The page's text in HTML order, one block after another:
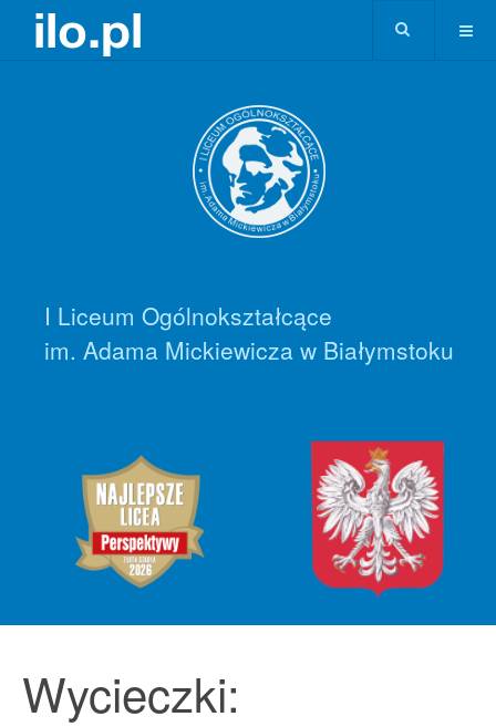
I Liceum Ogólnokształcące
im. Adama Mickiewicza w Białymstoku
Wycieczki: